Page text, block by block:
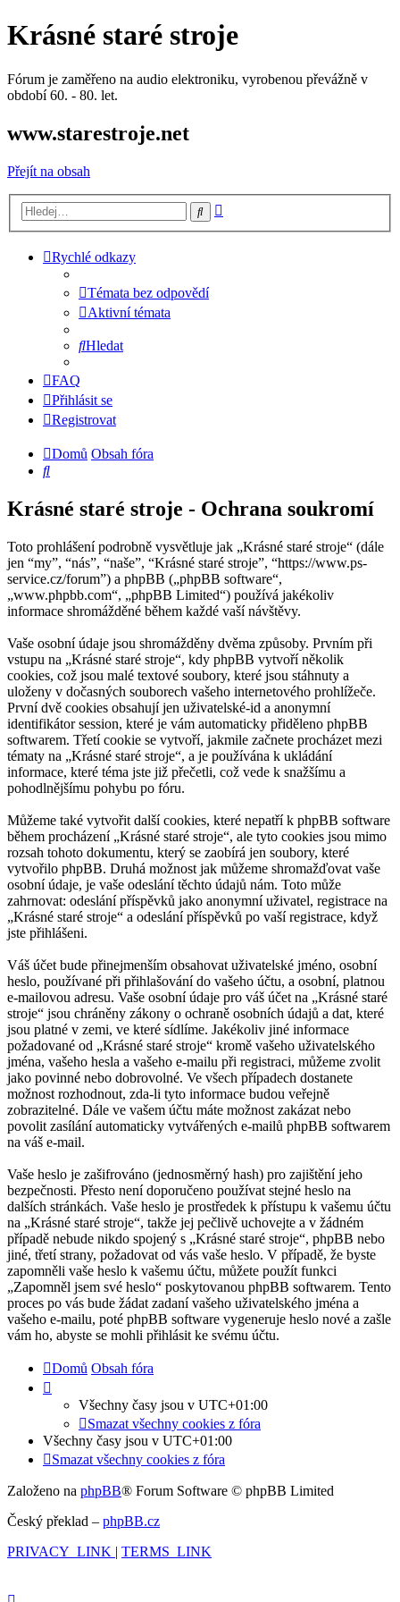
Krásné staré stroje
Fórum je zaměřeno na audio elektroniku, vyrobenou převážně v
období 60. - 80. let.
www.starestroje.net
Přejít na obsah
Hledat
Rychlé odkazy
Témata bez odpovědí
Aktivní témata
Hledat
FAQ
Přihlásit se
Registrovat
Domů Obsah fóra
Hledat
Krásné staré stroje - Ochrana soukromí
Toto prohlášení podrobně vysvětluje jak „Krásné staré stroje“ (dále
jen “my”, “nás”, “naše”, “Krásné staré stroje”, “https://www.ps-
service.cz/forum”) a phpBB („phpBB software“,
„www.phpbb.com“, „phpBB Limited“) používá jakékoliv
informace shromážděné během každé vaší návštěvy.
Vaše osobní údaje jsou shromážděny dvěma způsoby. Prvním při
vstupu na „Krásné staré stroje“, kdy phpBB vytvoří několik
cookies, což jsou malé textové soubory, které jsou stáhnuty a
uloženy v dočasných souborech vašeho internetového prohlížeče.
První dvě cookies obsahují jen uživatelské-id a anonymní
identifikátor session, které je vám automaticky přiděleno phpBB
softwarem. Třetí cookie se vytvoří, jakmile začnete procházet mezi
tématy na „Krásné staré stroje“, a je používána k ukládání
informace, které téma jste již přečetli, což vede k snažšímu a
pohodlnějšímu pohybu po fóru.
Můžeme také vytvořit další cookies, které nepatří k phpBB software
během procházení „Krásné staré stroje“, ale tyto cookies jsou mimo
rozsah tohoto dokumentu, který se zaobírá jen soubory, které
vytvořilo phpBB. Druhá možnost jak můžeme shromažďovat vaše
osobní údaje, je vaše odeslání těchto údajů nám. Toto může
zahrnovat: odeslání příspěvků jako anonymní uživatel, registrace na
„Krásné staré stroje“ a odeslání příspěvků po vaší registrace, když
jste přihlášeni.
Váš účet bude přinejmenším obsahovat uživatelské jméno, osobní
heslo, používané při přihlašování do vašeho účtu, a osobní, platnou
e-mailovou adresu. Vaše osobní údaje pro váš účet na „Krásné staré
stroje“ jsou chráněny zákony o ochraně osobních údajů a dat, které
jsou platné v zemi, ve které sídlíme. Jakékoliv jiné informace
požadované od „Krásné staré stroje“ kromě vašeho uživatelského
jména, vašeho hesla a vašeho e-mailu při registraci, můžeme zvolit
jako povinné nebo dobrovolné. Ve všech případech dostanete
možnost rozhodnout, zda-li tyto informace budou veřejně
zobrazitelné. Dále ve vašem účtu máte možnost zakázat nebo
povolit zasílání automaticky vytvářených e-mailů phpBB softwarem
na váš e-mail.
Vaše heslo je zašifrováno (jednosměrný hash) pro zajištění jeho
bezpečnosti. Přesto není doporučeno používat stejné heslo na
dalších stránkách. Vaše heslo je prostředek k přístupu k vašemu účtu
na „Krásné staré stroje“, takže jej pečlivě uchovejte a v žádném
případě nebude nikdo spojený s „Krásné staré stroje“, phpBB nebo
jiné, třetí strany, požadovat od vás vaše heslo. V případě, že byste
zapomněli vaše heslo k vašemu účtu, můžete použít funkci
„Zapomněl jsem své heslo“ poskytovanou phpBB softwarem. Tento
proces po vás bude žádat zadaní vašeho uživatelského jména a
vašeho e-mailu, poté phpBB software vygeneruje heslo nové a zašle
vám ho, abyste se mohli přihlásit ke svému účtu.
Domů Obsah fóra
Všechny časy jsou v UTC+01:00
Smazat všechny cookies z fóra
Všechny časy jsou v UTC+01:00
Smazat všechny cookies z fóra
Založeno na phpBB® Forum Software © phpBB Limited
Český překlad – phpBB.cz
PRIVACY_LINK | TERMS_LINK